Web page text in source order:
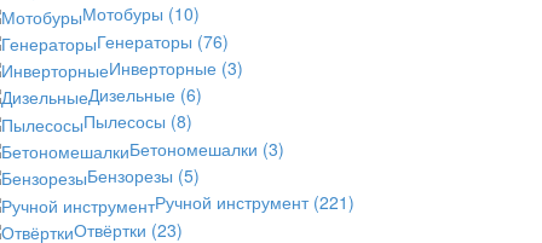
Мотобуры (10)
Генераторы (76)
Инверторные (3)
Дизельные (6)
Пылесосы (8)
Бетономешалки (3)
Бензорезы (5)
Ручной инструмент (221)
Отвёртки (23)